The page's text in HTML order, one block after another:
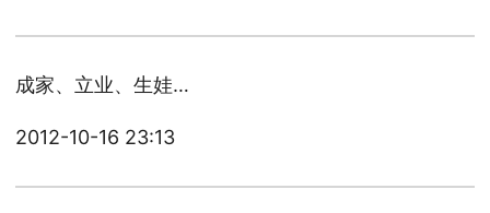
成家、立业、生娃…
2012-10-16 23:13